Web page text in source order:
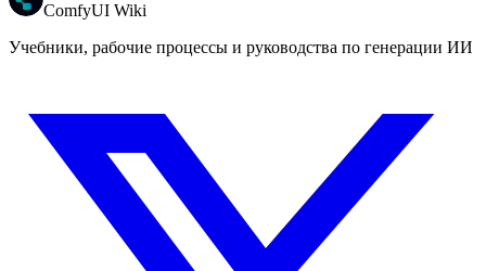
ComfyUI Wiki
Учебники, рабочие процессы и руководства по генерации ИИ